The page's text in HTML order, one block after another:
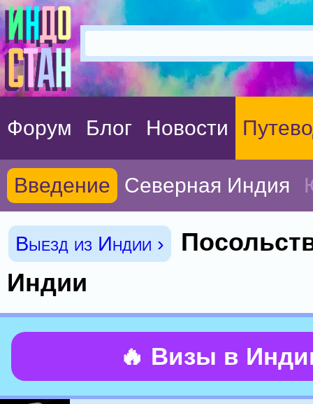
Форум Блог Новости
Введение Северная Индия
Выезд из Индии ›
Индии
🔥 Визы в